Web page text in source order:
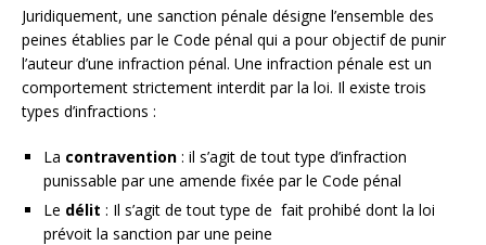
Juridiquement, une sanction pénale désigne l’ensemble des
peines établies par le Code pénal qui a pour objectif de punir
l’auteur d’une infraction pénal. Une infraction pénale est un
comportement strictement interdit par la loi. Il existe trois
types d’infractions :
La contravention : il s’agit de tout type d’infraction
punissable par une amende fixée par le Code pénal
Le délit : Il s’agit de tout type de fait prohibé dont la loi
prévoit la sanction par une peine